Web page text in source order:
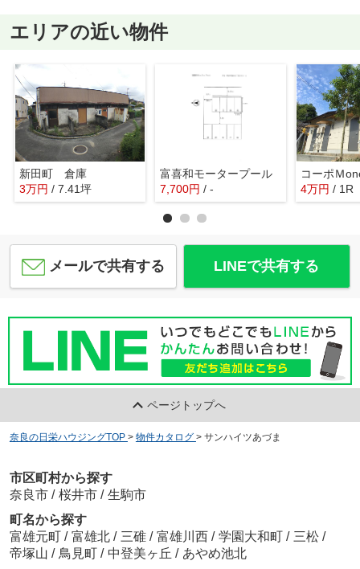
エリアの近い物件
新田町 倉庫
3万円 / 7.41坪
富喜和モータープール
7,700円 / -
コーポＭ
4万円 / 1R
メールで共有する LINEで共有する
ページトップへ
奈良の日栄ハウジングTOP > 物件カタログ > サンハイツあづま
市区町村から探す
奈良市 / 桜井市 / 生駒市
町名から探す
富雄元町 / 富雄北 / 三碓 / 富雄川西 / 学園大和町 / 三松 /
帝塚山 / 鳥見町 / 中登美ヶ丘 / あやめ池北